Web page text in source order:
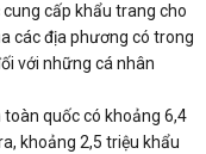
cấp khẩu trang cho
các địa phương có trong
với những cá nhân
quốc có khoảng 6,4
khoảng 2,5 triệu khẩu